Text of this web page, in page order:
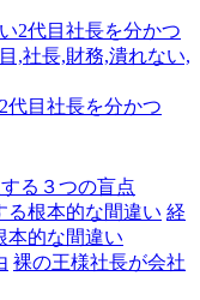
代目社長を分かつ
る３つの盲点
経
本的な間違い
裸の王様社長が会社